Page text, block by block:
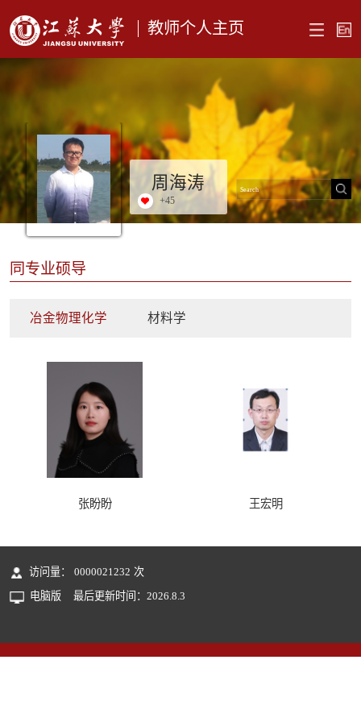
教师个人主页
周海涛
+45
同专业硕导
冶金物理化学 材料学
张盼盼 王宏明
访问量： 0000021232 次
电脑版
最后更新时间： 2026.8.3